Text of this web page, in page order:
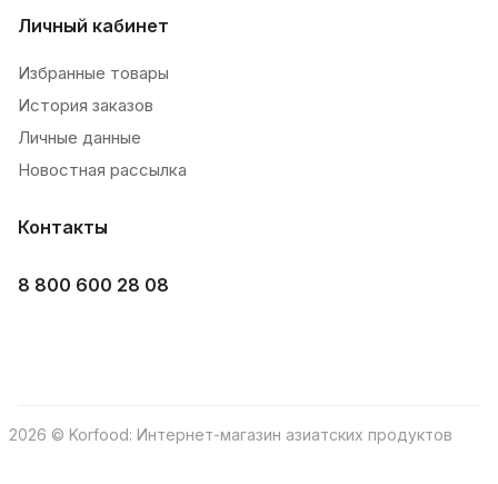
Личный кабинет
Избранные товары
История заказов
Личные данные
Новостная рассылка
Контакты
8 800 600 28 08
2026 © Korfood: Интернет-магазин азиатских продуктов